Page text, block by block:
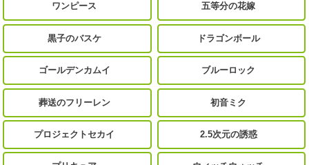
ワンピース 五等分の花嫁
黒子のバスケ ドラゴンボール
ゴールデンカムイ ブルーロック
葬送のフリーレン 初音ミク
プロジェクトセカイ 2.5次元の誘惑